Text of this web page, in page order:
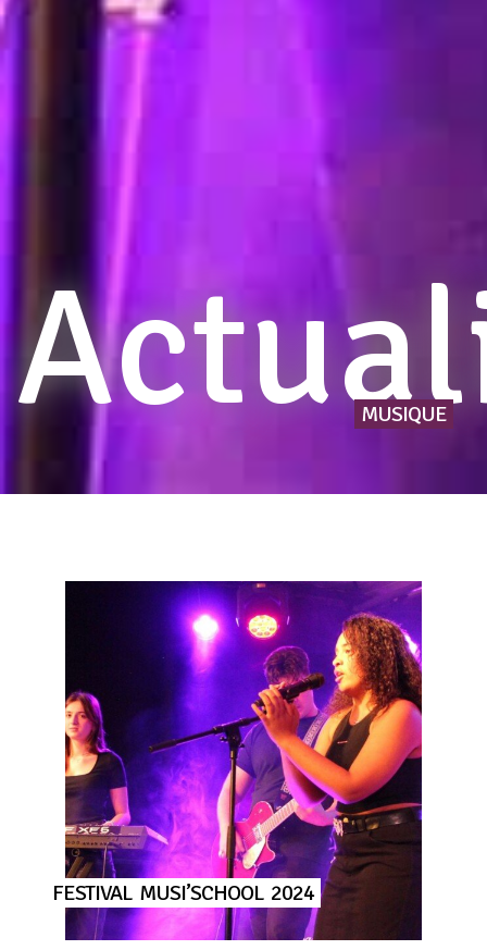
MUSIQUE
FESTIVAL MUSI’SCHOOL 2024